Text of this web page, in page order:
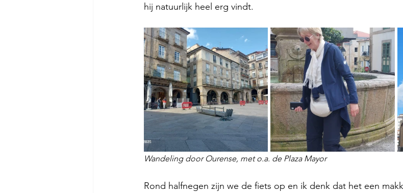
hij natuurlijk heel erg vindt.
Wandeling door Ourense, met o.a. de Plaza Mayor
Rond halfnegen zijn we de fiets op en ik denk dat het een